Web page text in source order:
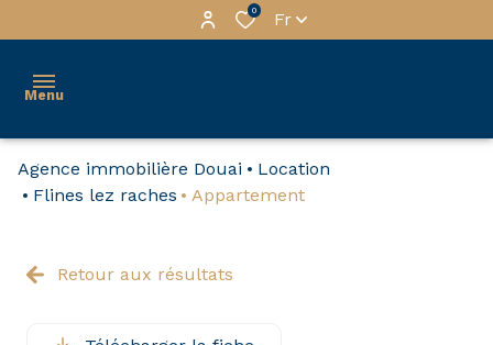
0 Fr
Menu
services
habitation
nos
Agence immobilière Douai
Location
Flines lez raches
Appartement
Retour aux résultats